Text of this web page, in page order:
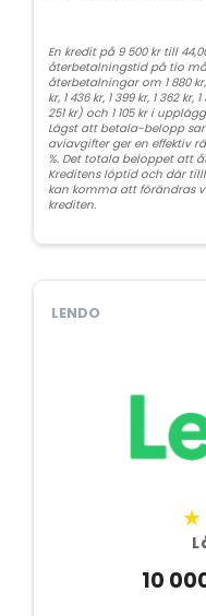
En kredit på 9 500 kr till
återbetalningstid på tio
återbetalningar om 1 880 kr,
kr, 1 436 kr, 1 399 kr, 1 362 kr,
251 kr) och 1 105 kr i
Lägst att betala-belopp
aviavgifter ger en effektiv
%. Det totala beloppet att
Kreditens löptid och där
kan komma att förändras
krediten.
LENDO
10